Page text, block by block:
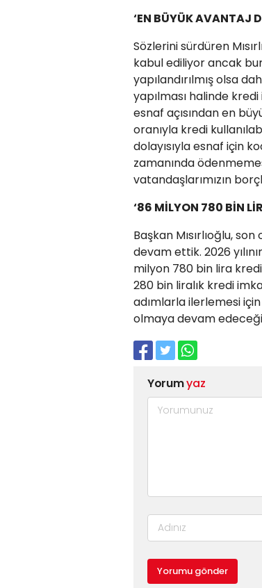
‘EN BÜYÜK AVANTAJ
Sözlerini sürdüren
kabul ediliyor ancak
yapılandırılmış olsa
yapılması halinde
esnaf açısından en
oranıyla kredi
dolayısıyla esnaf için
zamanında
vatandaşlarımızın
‘86 MİLYON 780 BİN
Başkan Mısırlıoğlu,
devam ettik. 2026
milyon 780 bin lira kredi
280 bin liralık kredi
adımlarla ilerlemesi
olmaya devam
Yorumyaz
Yorumu gönder